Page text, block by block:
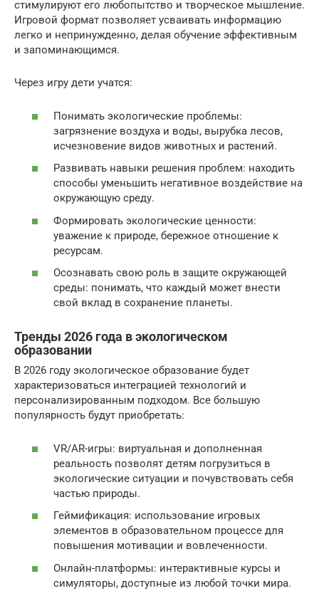
стимулируют его любопытство и творческое мышление.
Игровой формат позволяет усваивать информацию
легко и непринужденно, делая обучение эффективным
и запоминающимся.
Через игру дети учатся:
Понимать экологические проблемы:
загрязнение воздуха и воды, вырубка лесов,
исчезновение видов животных и растений.
Развивать навыки решения проблем: находить
способы уменьшить негативное воздействие на
окружающую среду.
Формировать экологические ценности:
уважение к природе, бережное отношение к
ресурсам.
Осознавать свою роль в защите окружающей
среды: понимать, что каждый может внести
свой вклад в сохранение планеты.
Тренды 2026 года в экологическом
образовании
В 2026 году экологическое образование будет
характеризоваться интеграцией технологий и
персонализированным подходом. Все большую
популярность будут приобретать:
VR/AR-игры: виртуальная и дополненная
реальность позволят детям погрузиться в
экологические ситуации и почувствовать себя
частью природы.
Геймификация: использование игровых
элементов в образовательном процессе для
повышения мотивации и вовлеченности.
Онлайн-платформы: интерактивные курсы и
симуляторы, доступные из любой точки мира.